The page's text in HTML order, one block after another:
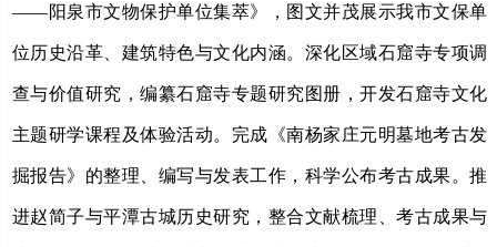
——阳泉市文物保护单位集萃》，图文并茂展示我市文保单
位历史沿革、建筑特色与文化内涵。深化区域石窟寺专项调
查与价值研究，编纂石窟寺专题研究图册，开发石窟寺文化
主题研学课程及体验活动。完成《南杨家庄元明墓地考古发
掘报告》的整理、编写与发表工作，科学公布考古成果。推
进赵简子与平潭古城历史研究，整合文献梳理、考古成果与